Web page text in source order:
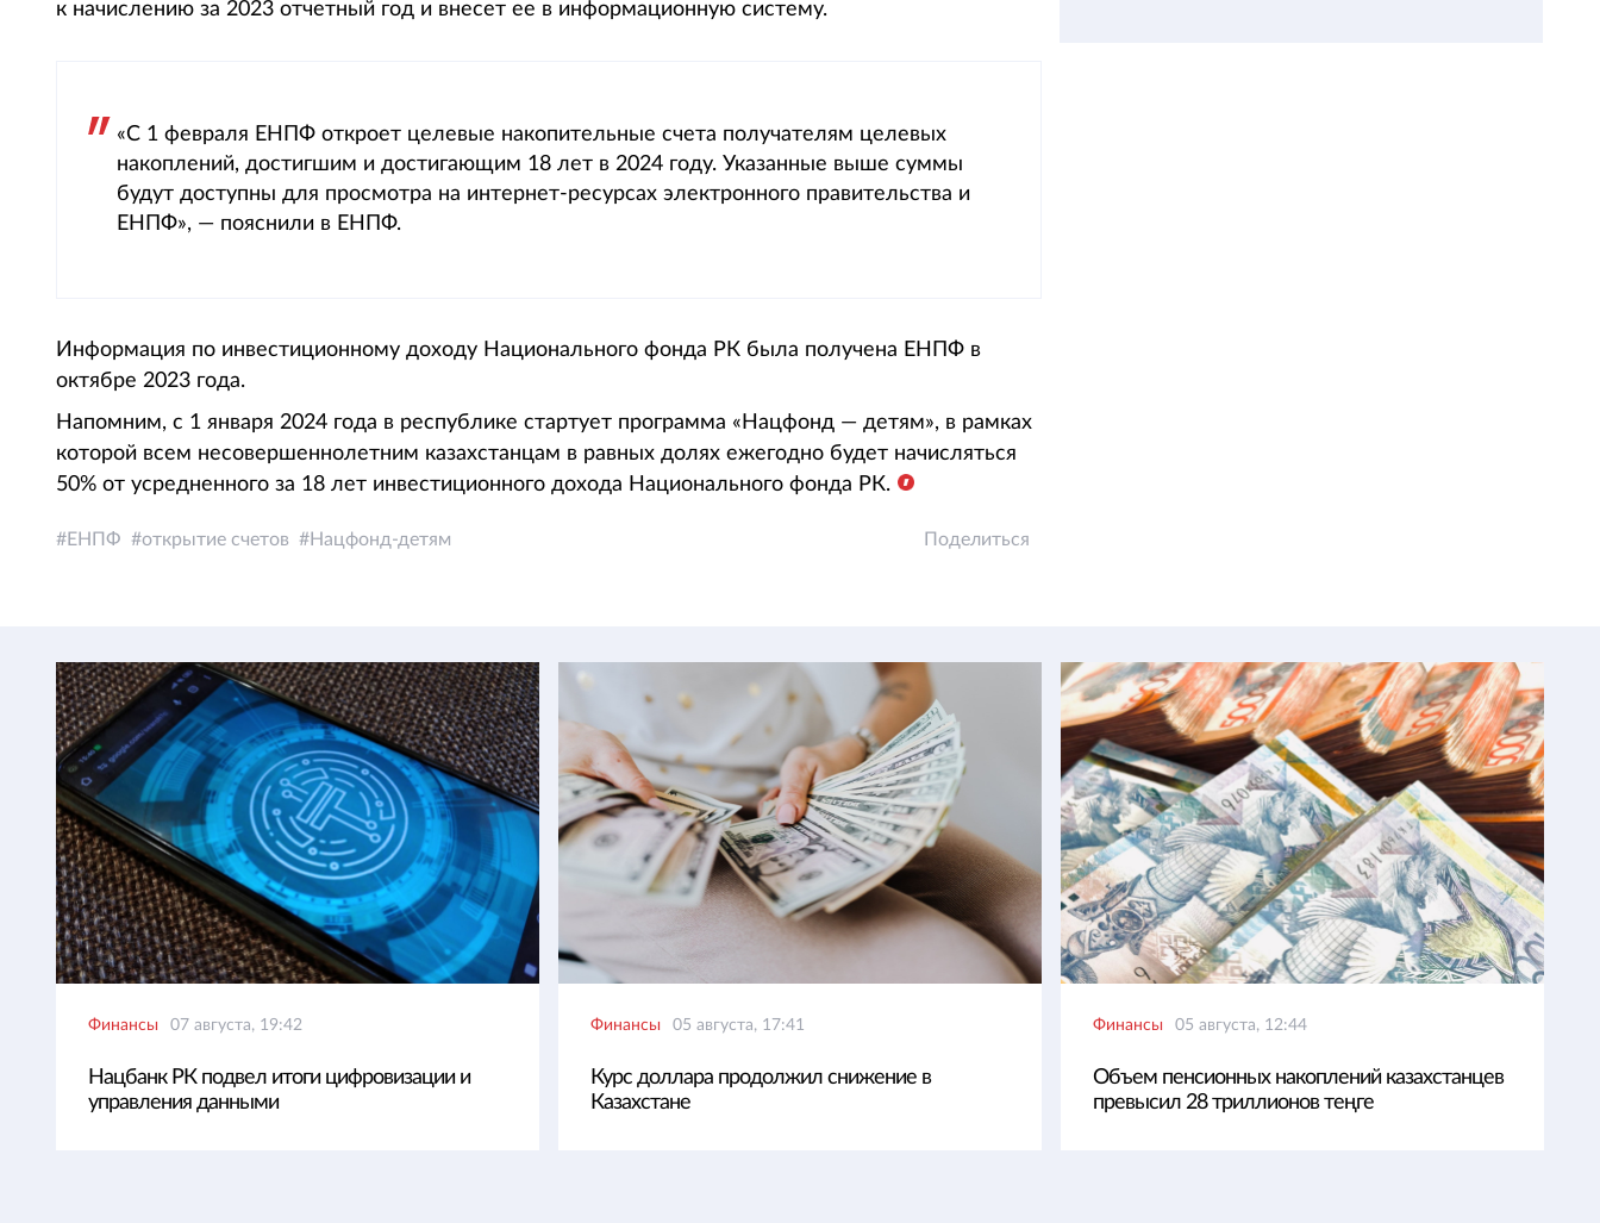
к начислению за 2023 отчетный год и внесет ее в информационную систему.
«С 1 февраля ЕНПФ откроет целевые накопительные счета получателям целевых
накоплений, достигшим и достигающим 18 лет в 2024 году. Указанные выше суммы
будут доступны для просмотра на интернет-ресурсах электронного правительства и
ЕНПФ», — пояснили в ЕНПФ.
Информация по инвестиционному доходу Национального фонда РК была получена ЕНПФ в
октябре 2023 года.
Напомним, с 1 января 2024 года в республике стартует программа «Нацфонд — детям», в рамках
которой всем несовершеннолетним казахстанцам в равных долях ежегодно будет начисляться
50% от усредненного за 18 лет инвестиционного дохода Национального фонда РК.
ЕНПФ открытие счетов Нацфонд-детям Поделиться
Финансы 07 августа, 19:42
Нацбанк РК подвел итоги цифровизации и
управления данными
Финансы 05 августа, 17:41
Курс доллара продолжил снижение в
Казахстане
Финансы 05 августа, 12:44
Объем пенсионных накоплений казахстанцев
превысил 28 триллионов теңге